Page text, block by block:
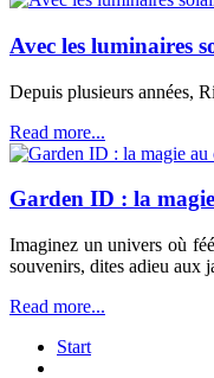
Avec les luminaires
Depuis plusieurs années,
Read more...
Garden ID : la
Imaginez un univers où
souvenirs, dites adieu aux
Read more...
Start